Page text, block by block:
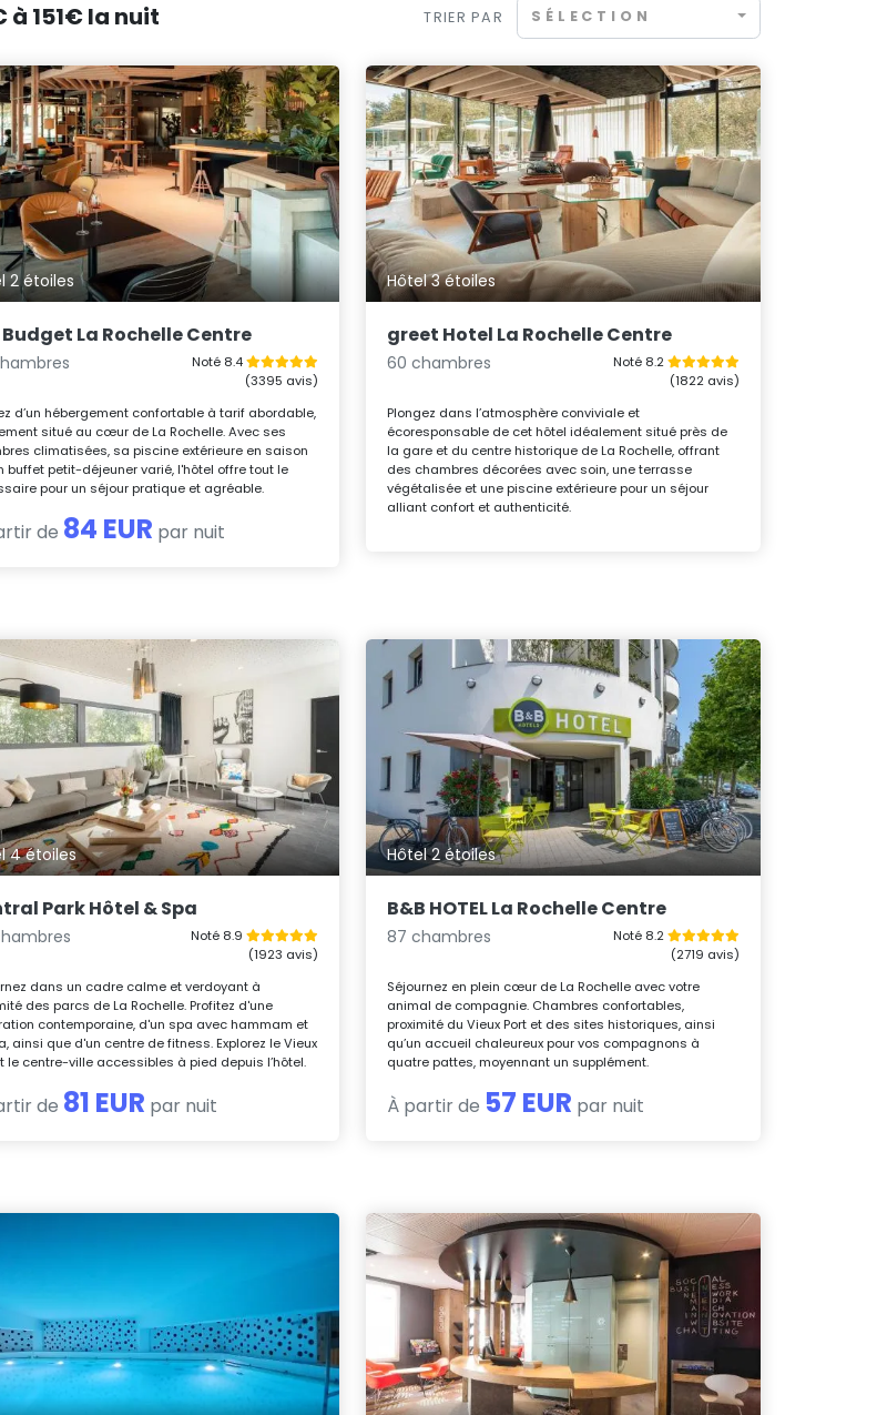
à 151€ la nuit TRIER PAR SÉLECTION
2 étoiles
La Rochelle Centre
Noté 8.4
(3395 avis)
d’un hébergement confortable à tarif abordable,
situé au cœur de La Rochelle. Avec ses
climatisées, sa piscine extérieure en saison
buffet petit-déjeuner varié, l'hôtel offre tout le
pour un séjour pratique et agréable.
de 84 EUR par nuit
Hôtel 3 étoiles
greet Hotel La Rochelle Centre
60 chambres
Noté 8.2
(1822 avis)
Plongez dans l’atmosphère conviviale et
écoresponsable de cet hôtel idéalement situé près de
la gare et du centre historique de La Rochelle, offrant
des chambres décorées avec soin, une terrasse
végétalisée et une piscine extérieure pour un séjour
alliant confort et authenticité.
4 étoiles
Park Hôtel & Spa
Noté 8.9
(1923 avis)
dans un cadre calme et verdoyant à
des parcs de La Rochelle. Profitez d'une
contemporaine, d'un spa avec hammam et
ainsi que d'un centre de fitness. Explorez le Vieux
le centre-ville accessibles à pied depuis l’hôtel.
de 81 EUR par nuit
Hôtel 2 étoiles
B&B HOTEL La Rochelle Centre
87 chambres
Noté 8.2
(2719 avis)
Séjournez en plein cœur de La Rochelle avec votre
animal de compagnie. Chambres confortables,
proximité du Vieux Port et des sites historiques, ainsi
qu’un accueil chaleureux pour vos compagnons à
quatre pattes, moyennant un supplément.
À partir de 57 EUR par nuit